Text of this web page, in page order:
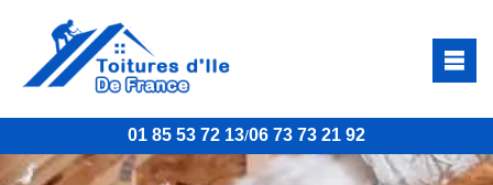
01 85 53 72 13/06 73 73 21 92